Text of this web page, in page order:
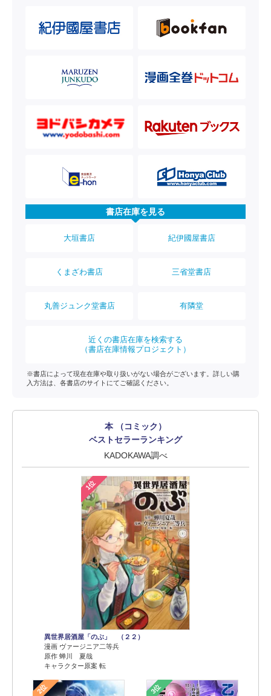
書店在庫を見る
大垣書店 紀伊國屋書店
くまざわ書店 三省堂書店
丸善ジュンク堂書店 有隣堂
近くの書店在庫を検索する
（書店在庫情報プロジェクト）
※書店によって現在在庫や取り扱いがない場合がございます。詳しい購
入方法は、各書店のサイトにてご確認ください。
本 （コミック）
ベストセラーランキング
KADOKAWA調べ
1位
異世界居酒屋「のぶ」 （２２）
漫画 ヴァージニア二等兵
原作 蝉川 夏哉
キャラクター原案 転
2位 3位